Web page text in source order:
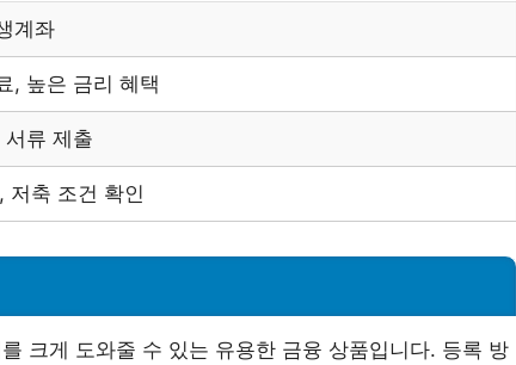
계좌
, 높은 금리 혜택
류 제출
저축 조건 확인
크게 도와줄 수 있는 유용한 금융 상품입니다. 등록 방